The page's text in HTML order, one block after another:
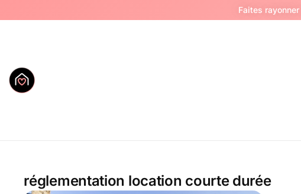
Faites
réglementation location courte durée